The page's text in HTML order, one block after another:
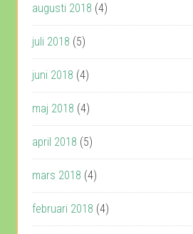
augusti 2018 (4)
juli 2018 (5)
juni 2018 (4)
maj 2018 (4)
april 2018 (5)
mars 2018 (4)
februari 2018 (4)